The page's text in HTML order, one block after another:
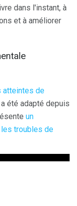
dans l'instant, à
et à améliorer
atteintes de
été adapté depuis
un
les troubles de